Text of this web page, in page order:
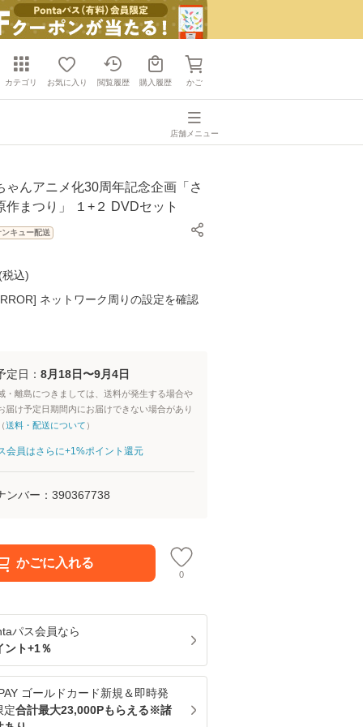
カテゴリ お気に入り 閲覧履歴 購入履歴 かご
店舗メニュー
ゃんアニメ化30周年記念企画「さ
作まつり」 １+２ DVDセット
ンキュー配送
税込)
ネットワーク周りの設定を確認
定日： 8月18日〜9月4日
・離島につきましては、送料が発生する場合や
届け予定日期間内にお届けできない場合があり
送料・配送について ）
会員はさらに+1%ポイント還元
ンバー： 390367738
かごに入れる
0
パス会員なら
ント+1％
ゴールドカード新規＆即時発
定合計最大23,000Pもらえる※諸